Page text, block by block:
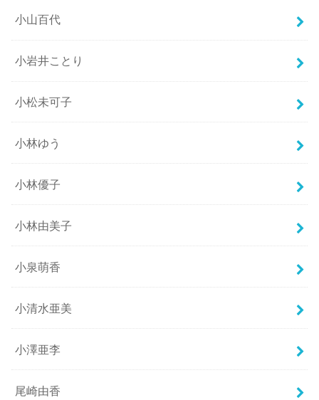
小山百代
小岩井ことり
小松未可子
小林ゆう
小林優子
小林由美子
小泉萌香
小清水亜美
小澤亜李
尾崎由香